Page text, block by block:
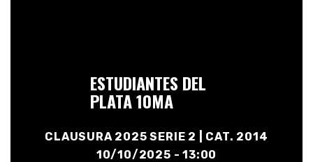
ESTUDIANTES DEL
PLATA 10MA
CLAUSURA 2025 SERIE 2 | CAT. 2014
10/10/2025 - 13:00